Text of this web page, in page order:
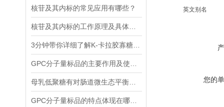
核苷及其内标的常见应用有哪些？
英文别名
您的